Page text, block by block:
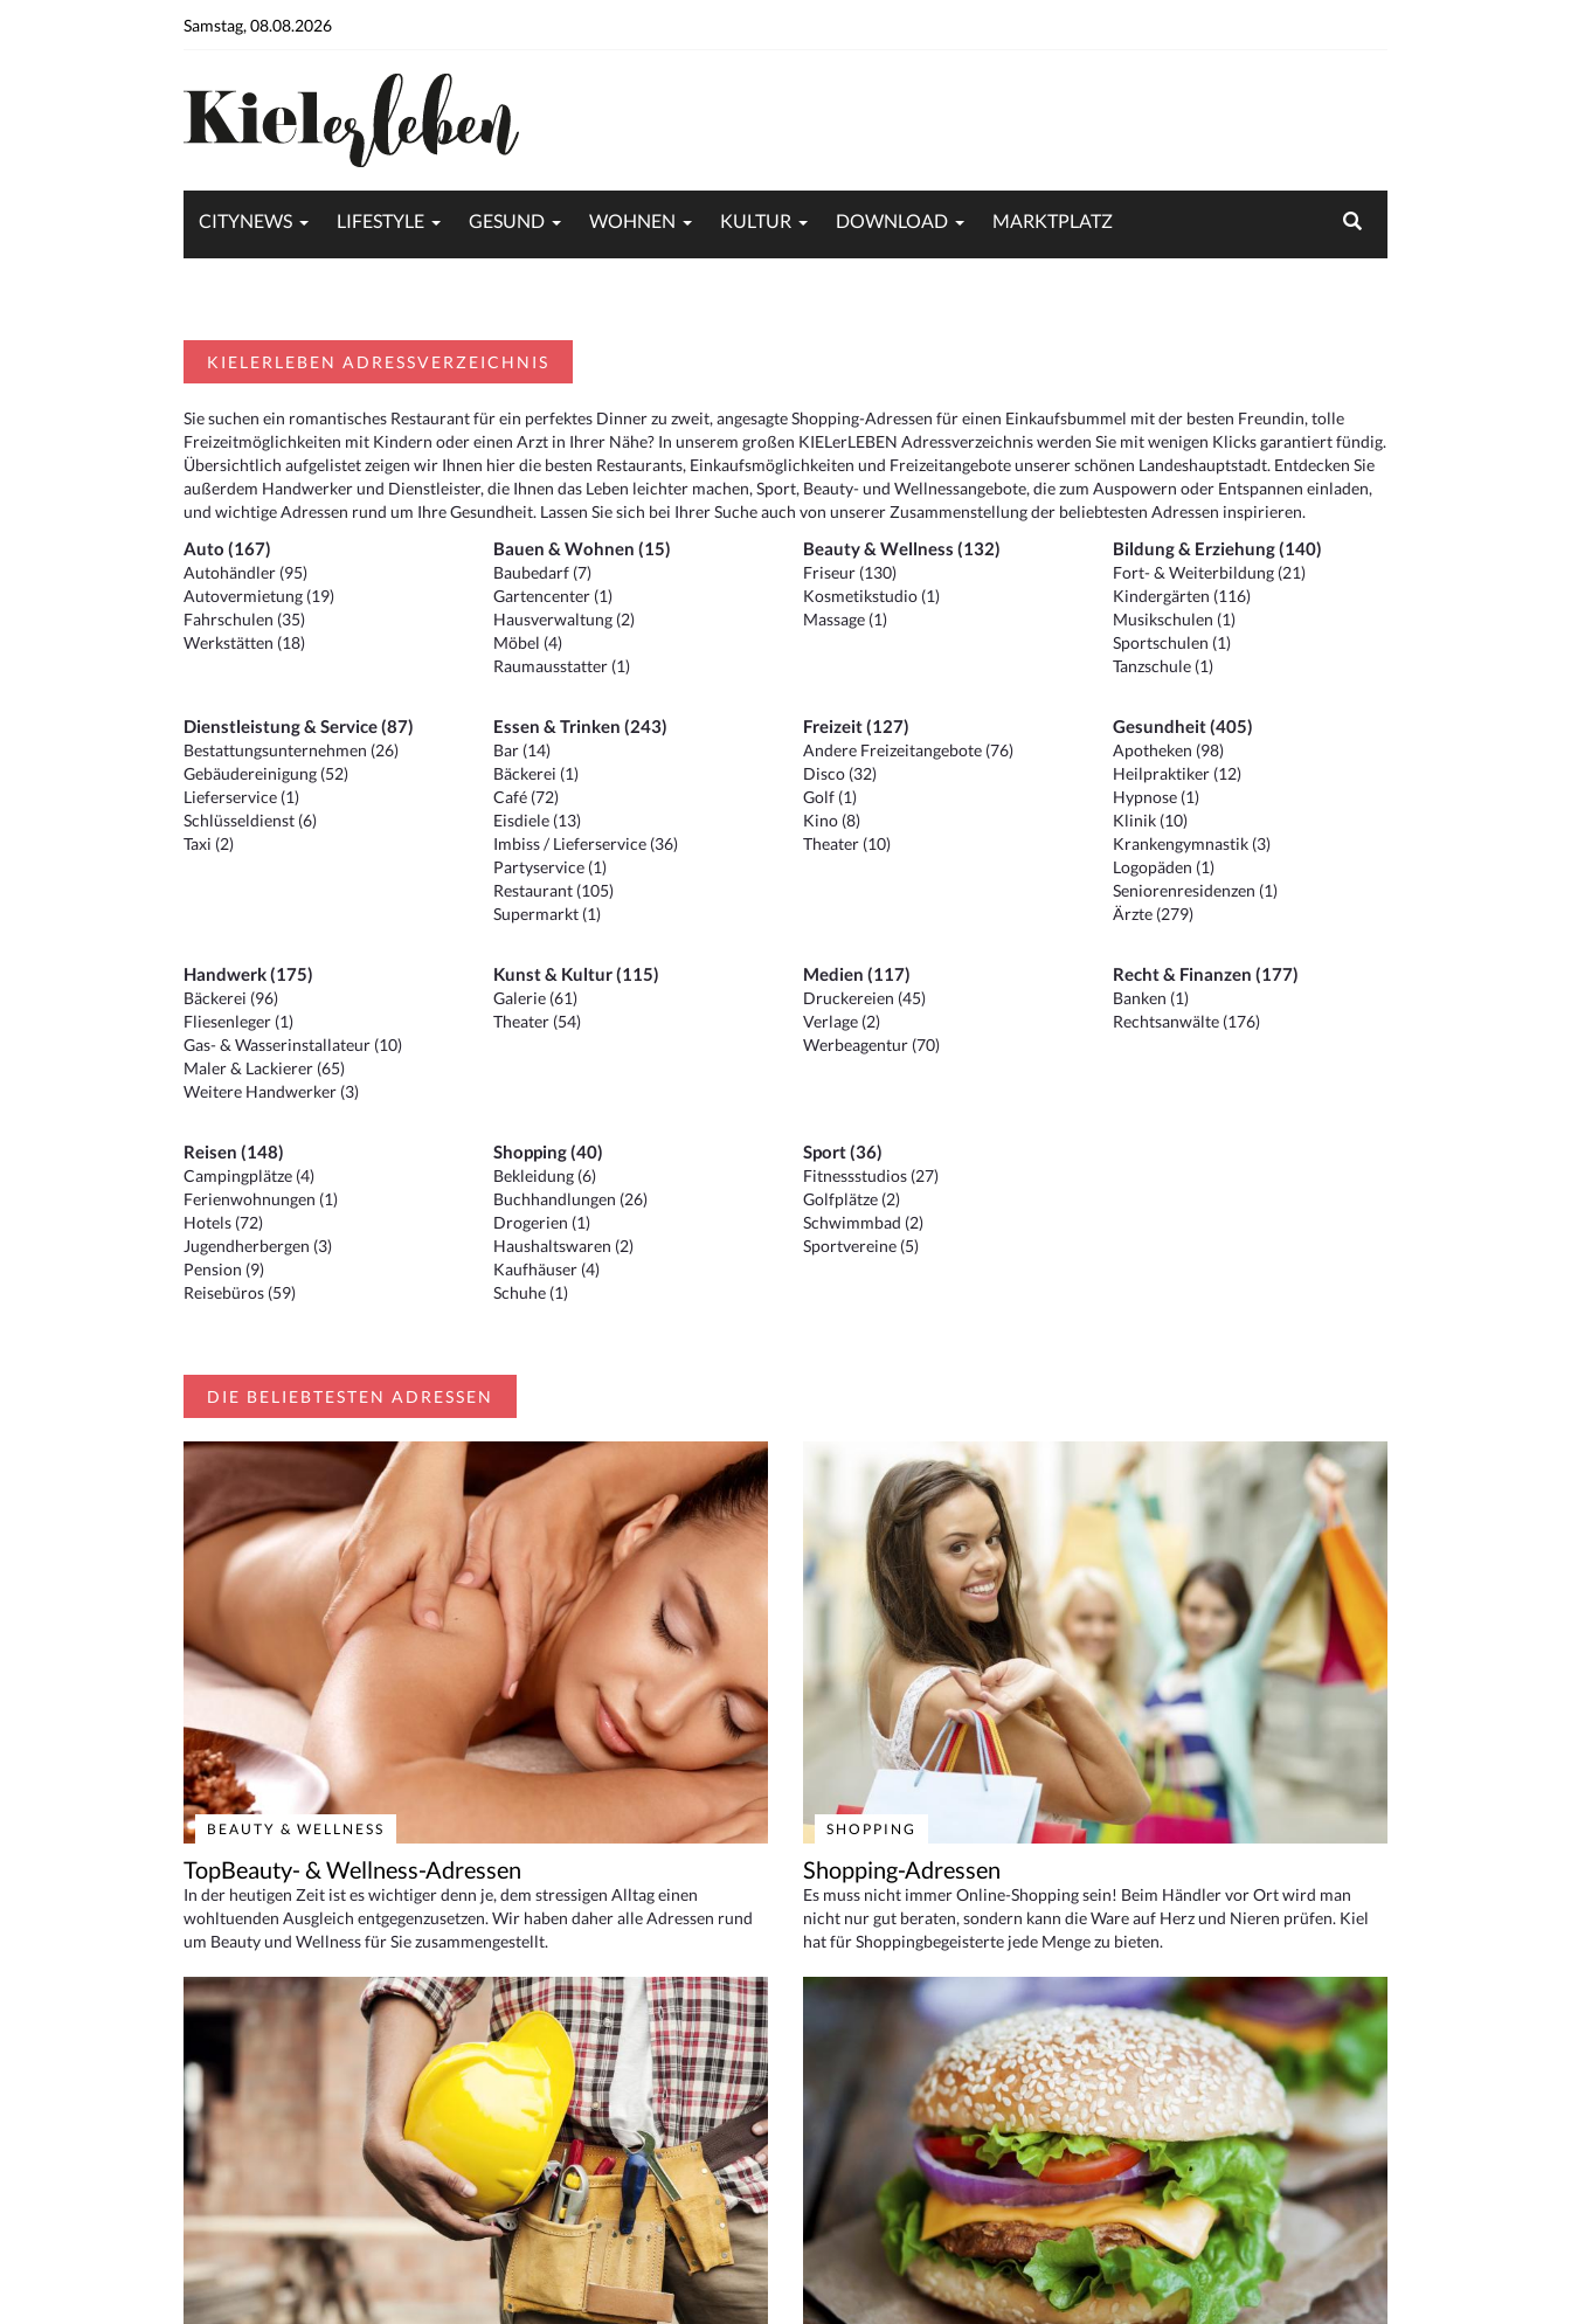
Samstag, 08.08.2026
CITYNEWS LIFESTYLE GESUND WOHNEN KULTUR DOWNLOAD MARKTPLATZ
KIELERLEBEN ADRESSVERZEICHNIS
Sie suchen ein romantisches Restaurant für ein perfektes Dinner zu zweit, angesagte Shopping-Adressen für einen Einkaufsbummel mit der besten Freundin, tolle
Freizeitmöglichkeiten mit Kindern oder einen Arzt in Ihrer Nähe? In unserem großen KIELerLEBEN Adressverzeichnis werden Sie mit wenigen Klicks garantiert fündig.
Übersichtlich aufgelistet zeigen wir Ihnen hier die besten Restaurants, Einkaufsmöglichkeiten und Freizeitangebote unserer schönen Landeshauptstadt. Entdecken Sie
außerdem Handwerker und Dienstleister, die Ihnen das Leben leichter machen, Sport, Beauty- und Wellnessangebote, die zum Auspowern oder Entspannen einladen,
und wichtige Adressen rund um Ihre Gesundheit. Lassen Sie sich bei Ihrer Suche auch von unserer Zusammenstellung der beliebtesten Adressen inspirieren.
Auto (167)
Autohändler (95)
Autovermietung (19)
Fahrschulen (35)
Werkstätten (18)
Bauen & Wohnen (15)
Baubedarf (7)
Gartencenter (1)
Hausverwaltung (2)
Möbel (4)
Raumausstatter (1)
Beauty & Wellness (132)
Friseur (130)
Kosmetikstudio (1)
Massage (1)
Bildung & Erziehung (140)
Fort- & Weiterbildung (21)
Kindergärten (116)
Musikschulen (1)
Sportschulen (1)
Tanzschule (1)
Dienstleistung & Service (87)
Bestattungsunternehmen (26)
Gebäudereinigung (52)
Lieferservice (1)
Schlüsseldienst (6)
Taxi (2)
Essen & Trinken (243)
Bar (14)
Bäckerei (1)
Café (72)
Eisdiele (13)
Imbiss / Lieferservice (36)
Partyservice (1)
Restaurant (105)
Supermarkt (1)
Freizeit (127)
Andere Freizeitangebote (76)
Disco (32)
Golf (1)
Kino (8)
Theater (10)
Gesundheit (405)
Apotheken (98)
Heilpraktiker (12)
Hypnose (1)
Klinik (10)
Krankengymnastik (3)
Logopäden (1)
Seniorenresidenzen (1)
Ärzte (279)
Handwerk (175)
Bäckerei (96)
Fliesenleger (1)
Gas- & Wasserinstallateur (10)
Maler & Lackierer (65)
Weitere Handwerker (3)
Kunst & Kultur (115)
Galerie (61)
Theater (54)
Medien (117)
Druckereien (45)
Verlage (2)
Werbeagentur (70)
Recht & Finanzen (177)
Banken (1)
Rechtsanwälte (176)
Reisen (148)
Campingplätze (4)
Ferienwohnungen (1)
Hotels (72)
Jugendherbergen (3)
Pension (9)
Reisebüros (59)
Shopping (40)
Bekleidung (6)
Buchhandlungen (26)
Drogerien (1)
Haushaltswaren (2)
Kaufhäuser (4)
Schuhe (1)
Sport (36)
Fitnessstudios (27)
Golfplätze (2)
Schwimmbad (2)
Sportvereine (5)
DIE BELIEBTESTEN ADRESSEN
BEAUTY & WELLNESS
TopBeauty- & Wellness-Adressen
In der heutigen Zeit ist es wichtiger denn je, dem stressigen Alltag einen
wohltuenden Ausgleich entgegenzusetzen. Wir haben daher alle Adressen rund
um Beauty und Wellness für Sie zusammengestellt.
SHOPPING
Shopping-Adressen
Es muss nicht immer Online-Shopping sein! Beim Händler vor Ort wird man
nicht nur gut beraten, sondern kann die Ware auf Herz und Nieren prüfen. Kiel
hat für Shoppingbegeisterte jede Menge zu bieten.